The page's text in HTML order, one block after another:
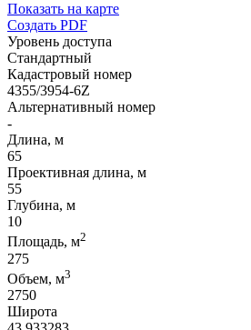
Показать на карте
Создать PDF
Уровень доступа
Стандартный
Кадастровый номер
4355/3954-6Z
Альтернативный номер
-
Длина, м
65
Проективная длина, м
55
Глубина, м
10
Площадь, м2
275
Объем, м3
2750
Широта